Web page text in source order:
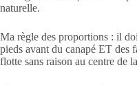
naturelle.
Ma règle des proportions : il
pieds avant du canapé ET des
flotte sans raison au centre de